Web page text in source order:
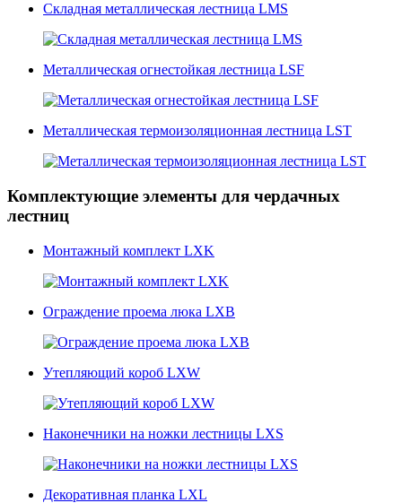
Складная металлическая лестница LMS
Металлическая огнестойкая лестница LSF
Металлическая термоизоляционная лестница LST
Комплектующие элементы для чердачных
лестниц
Монтажный комплект LXK
Ограждение проема люка LXB
Утепляющий короб LXW
Наконечники на ножки лестницы LXS
Декоративная планка LXL